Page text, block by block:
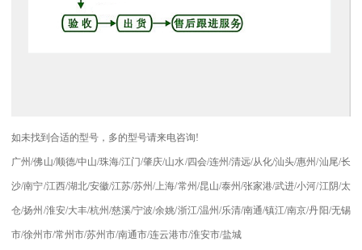
如未找到合适的型号，多的型号请来电咨询!
广州/佛山/顺德/中山/珠海/江门/肇庆/山水/四会/连州 /清远/从化/汕头/惠州/汕尾/长
沙/南宁/江西/湖北/安徽/江苏/苏州/上海/常州 /昆山/泰州 /张家港/武进/小河/江阴/太
仓/扬州 /淮安/大丰/杭州/慈溪/宁波/余姚/浙江/温州 /乐清/南通/镇江/南京/丹阳/无锡
市/徐州市/常州市/苏州市/南通市/连云港市/淮安市/盐城